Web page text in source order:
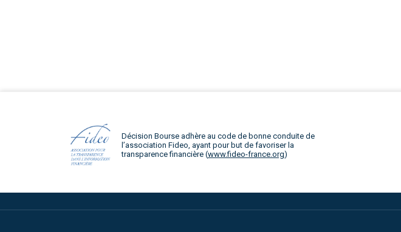
Décision Bourse adhère au code de bonne conduite de
l’association Fideo, ayant pour but de favoriser la
transparence financière (www.fideo-france.org)